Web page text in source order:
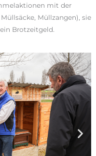
mit der
Müllzangen), sie
Brotzeitgeld.